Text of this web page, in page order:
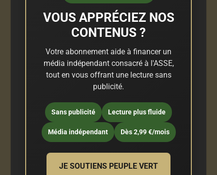
VOUS APPRÉCIEZ NOS
CONTENUS ?
Votre abonnement aide à financer un
média indépendant consacré à l'ASSE,
tout en vous offrant une lecture sans
publicité.
Sans publicité Lecture plus fluide
Média indépendant Dès 2,99 €/mois
JE SOUTIENS PEUPLE VERT